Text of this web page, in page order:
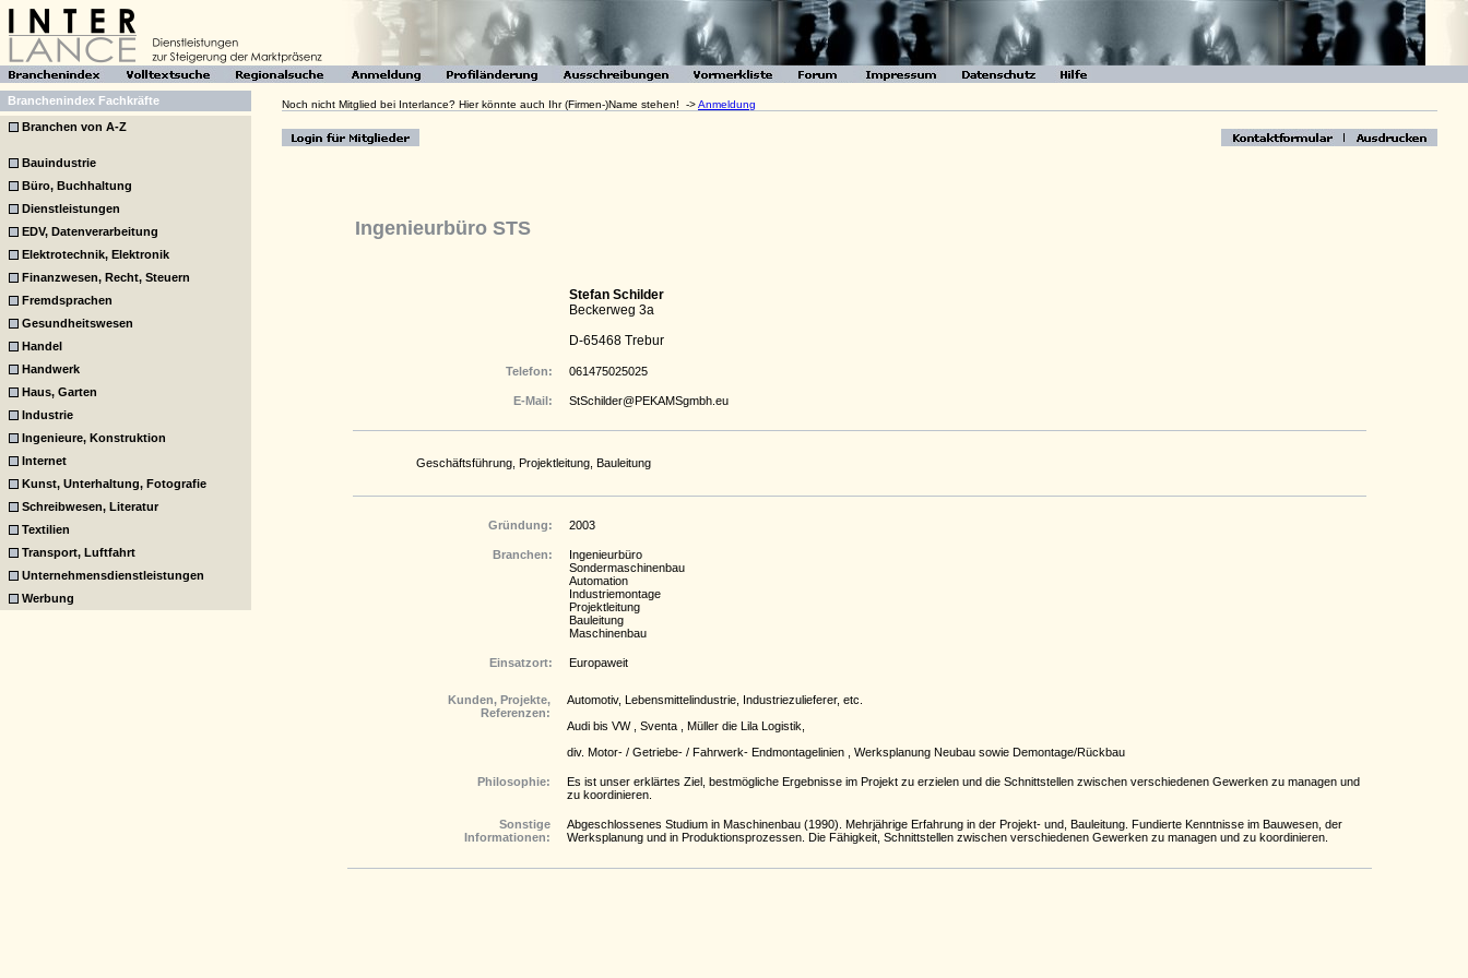
Branchenindex Fachkräfte Noch nicht Mitglied bei Interlance? Hier könnte auch Ihr (Firmen-)Name stehen! ->Anmeldung
Branchen von A-Z
Bauindustrie
Büro, Buchhaltung
Dienstleistungen
EDV, Datenverarbeitung
Elektrotechnik, Elektronik
Finanzwesen, Recht, Steuern
Fremdsprachen
Gesundheitswesen
Handel
Handwerk
Haus, Garten
Industrie
Ingenieure, Konstruktion
Internet
Kunst, Unterhaltung, Fotografie
Schreibwesen, Literatur
Textilien
Transport, Luftfahrt
Unternehmensdienstleistungen
Werbung
Ingenieurbüro STS
Stefan Schilder
Beckerweg 3a
D-65468 Trebur
Telefon: 061475025025
E-Mail: StSchilder@PEKAMSgmbh.eu
Geschäftsführung, Projektleitung, Bauleitung
Gründung: 2003
Branchen:
Ingenieurbüro
Sondermaschinenbau
Automation
Industriemontage
Projektleitung
Bauleitung
Maschinenbau
Einsatzort: Europaweit
Kunden, Projekte,
Referenzen:
Automotiv, Lebensmittelindustrie, Industriezulieferer, etc.
Audi bis VW , Sventa , Müller die Lila Logistik,
div. Motor- / Getriebe- / Fahrwerk- Endmontagelinien , Werksplanung Neubau sowie Demontage/Rückbau
Philosophie:
Es ist unser erklärtes Ziel, bestmögliche Ergebnisse im Projekt zu erzielen und die Schnittstellen zwischen verschiedenen Gewerken zu managen und
zu koordinieren.
Sonstige
Informationen:
Abgeschlossenes Studium in Maschinenbau (1990). Mehrjährige Erfahrung in der Projekt- und, Bauleitung. Fundierte Kenntnisse im Bauwesen, der
Werksplanung und in Produktionsprozessen. Die Fähigkeit, Schnittstellen zwischen verschiedenen Gewerken zu managen und zu koordinieren.